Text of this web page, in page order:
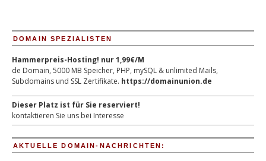
DOMAIN SPEZIALISTEN
Hammerpreis-Hosting! nur 1,99€/M
de Domain, 5000 MB Speicher, PHP, mySQL & unlimited Mails,
Subdomains und SSL Zertifikate. https://domainunion.de
Dieser Platz ist für Sie reserviert!
kontaktieren Sie uns bei Interesse
AKTUELLE DOMAIN-NACHRICHTEN: